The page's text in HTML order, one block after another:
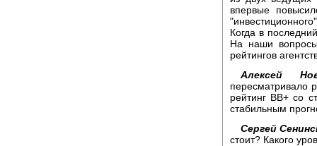
впервые
Когда в
На наши
рейтингов
Алексей
пересматривало
рейтинг BB+ со
стабильным
Сергей
стоит? Какого